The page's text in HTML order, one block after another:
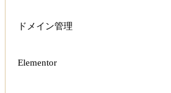
ドメイン管理
Elementor